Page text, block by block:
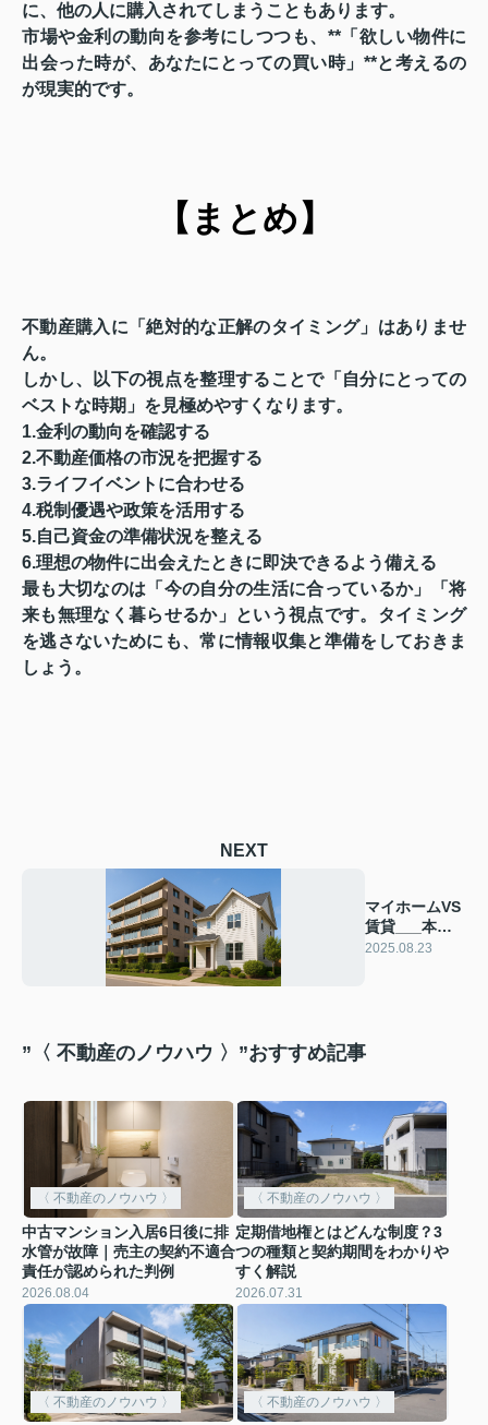
に、他の人に購入されてしまうこともあります。
市場や金利の動向を参考にしつつも、**「欲しい物件に
出会った時が、あなたにとっての買い時」**と考えるの
が現実的です。
【まとめ】
不動産購入に「絶対的な正解のタイミング」はありませ
ん。
しかし、以下の視点を整理することで「自分にとっての
ベストな時期」を見極めやすくなります。
1.金利の動向を確認する
2.不動産価格の市況を把握する
3.ライフイベントに合わせる
4.税制優遇や政策を活用する
5.自己資金の準備状況を整える
6.理想の物件に出会えたときに即決できるよう備える
最も大切なのは「今の自分の生活に合っているか」「将
来も無理なく暮らせるか」という視点です。タイミング
を逃さないためにも、常に情報収集と準備をしておきま
しょう。
NEXT
マイホームVS
賃貸___本当
に得なのはど
2025.08.23
”〈 不動産のノウハウ 〉”おすすめ記事
〈 不動産のノウハウ 〉
中古マンション入居6日後に排
水管が故障｜売主の契約不適合
責任が認められた判例
2026.08.04
〈 不動産のノウハウ 〉
定期借地権とはどんな制度？3
つの種類と契約期間をわかりや
すく解説
2026.07.31
〈 不動産のノウハウ 〉 〈 不動産のノウハウ 〉